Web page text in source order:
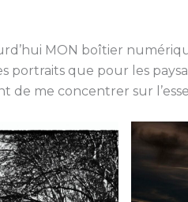
MON boîtier
portraits que pour les
me concentrer sur